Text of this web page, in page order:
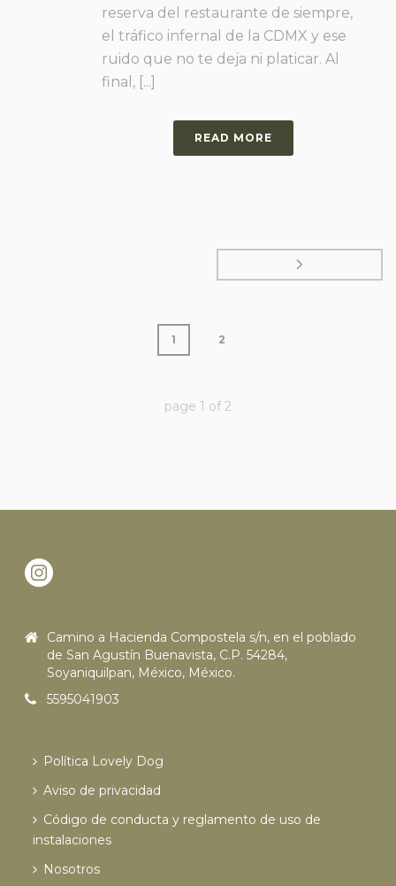
reserva del restaurante de siempre,
el tráfico infernal de la CDMX y ese
ruido que no te deja ni platicar. Al
final, [...]
READ MORE
1 2
page 1 of 2
Camino a Hacienda Compostela s/n, en el poblado
de San Agustín Buenavista, C.P. 54284,
Soyaniquilpan, México, México.
5595041903
Política Lovely Dog
Aviso de privacidad
Código de conducta y reglamento de uso de
instalaciones
Nosotros